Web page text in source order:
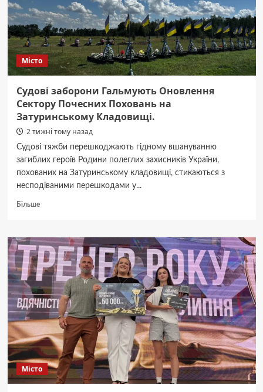
Місто
Судові заборони Гальмують Оновлення
Сектору Почесних Поховань на
Затуринському Кладовищі.
2 тижні тому назад
Судові тяжби перешкоджають гідному вшануванню
загиблих героїв Родини полеглих захисників України,
похованих на Затуринському кладовищі, стикаються з
несподіваними перешкодами у...
БільшеДокладніше
заборони
Гальмують
Оновлення
Сектору
Почесних
Поховань
на
Затуринському
Кладовищі.
Місто